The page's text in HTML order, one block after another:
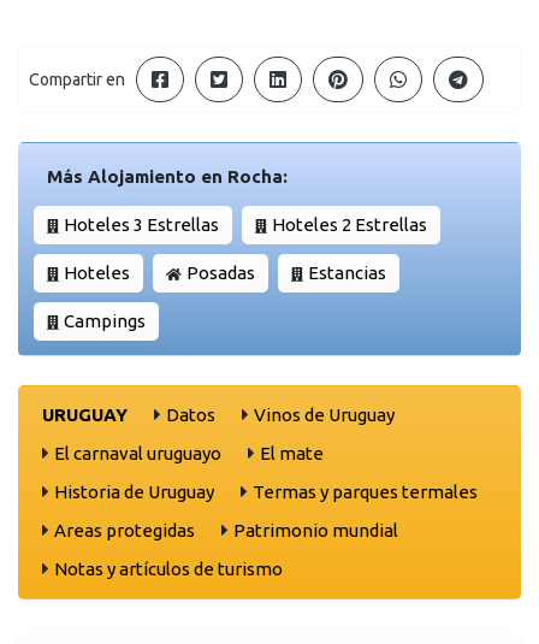
Compartir en
Más Alojamiento en Rocha:
Hoteles 3 Estrellas Hoteles 2 Estrellas
Hoteles Posadas Estancias
Campings
URUGUAY Datos
Vinos de Uruguay
El carnaval uruguayo
El mate
Historia de Uruguay
Termas y parques termales
Areas protegidas
Patrimonio mundial
Notas y artículos de turismo